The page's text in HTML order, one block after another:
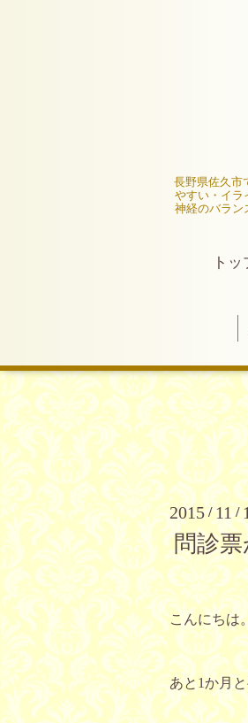
長野県佐久市
やすい・イラ
神経のバラン
ト
2015/11/
問診
こんにちは。
あと1か月